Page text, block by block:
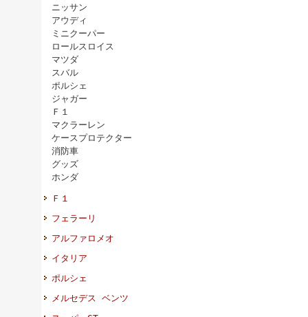
ニッサン
アウディ
ミニクーパー
ロールスロイス
マツダ
スバル
ポルシェ
ジャガー
Ｆ１
マクラーレン
ケースプロテクター
消防車
グッズ
ホンダ
Ｆ１
フェラーリ
アルファロメオ
イタリア
ポルシェ
メルセデス ベンツ